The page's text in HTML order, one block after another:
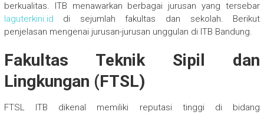
berkualitas. ITB menawarkan berbagai jurusan yang tersebar
laguterkini.id di sejumlah fakultas dan sekolah. Berikut
penjelasan mengenai jurusan-jurusan unggulan di ITB Bandung.
Fakultas Teknik Sipil dan
Lingkungan (FTSL)
FTSL ITB dikenal memiliki reputasi tinggi di bidang